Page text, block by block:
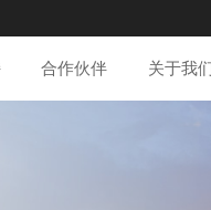
合作伙伴 关于我